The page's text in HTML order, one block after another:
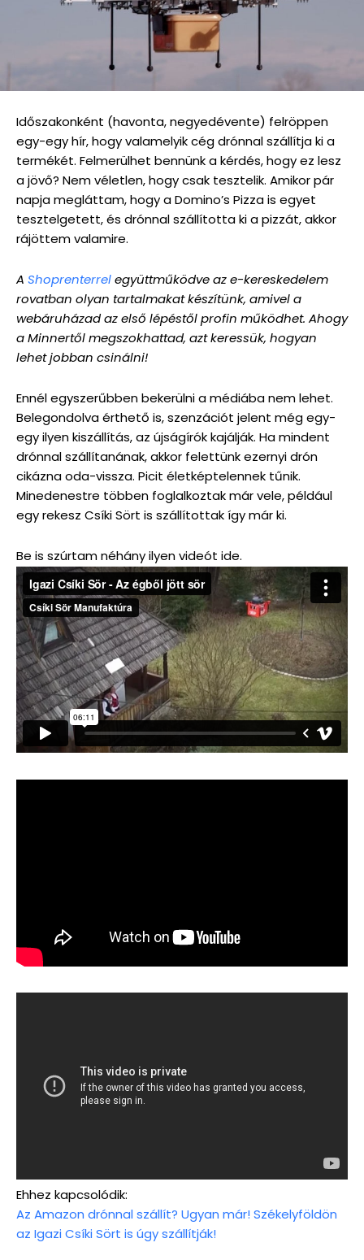
Időszakonként (havonta, negyedévente) felröppen
egy-egy hír, hogy valamelyik cég drónnal szállítja ki a
termékét. Felmerülhet bennünk a kérdés, hogy ez lesz
a jövő? Nem véletlen, hogy csak tesztelik. Amikor pár
napja megláttam, hogy a Domino’s Pizza is egyet
tesztelgetett, és drónnal szállította ki a pizzát, akkor
rájöttem valamire.
A Shoprenterrelegyüttműködve az e-kereskedelem
rovatban olyan tartalmakat készítünk, amivel a
webáruházad az első lépéstől profin működhet. Ahogy
a Minnertől megszokhattad, azt keressük, hogyan
lehet jobban csinálni!
Ennél egyszerűbben bekerülni a médiába nem lehet.
Belegondolva érthető is, szenzációt jelent még egy-
egy ilyen kiszállítás, az újságírók kajálják. Ha mindent
drónnal szállítanának, akkor felettünk ezernyi drón
cikázna oda-vissza. Picit életképtelennek tűnik.
Minedenestre többen foglalkoztak már vele, például
egy rekesz Csíki Sört is szállítottak így már ki.
Be is szúrtam néhány ilyen videót ide.
Ehhez kapcsolódik:
Az Amazon drónnal szállít? Ugyan már! Székelyföldön
az Igazi Csíki Sört is úgy szállítják!